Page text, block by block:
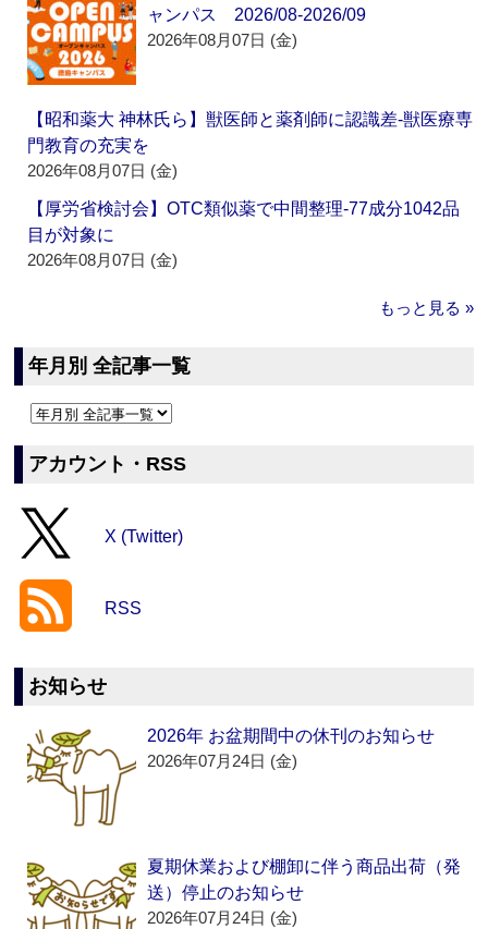
ャンパス 2026/08-2026/09
2026年08月07日 (金)
【昭和薬大 神林氏ら】獣医師と薬剤師に認識差‐獣医療専
門教育の充実を
2026年08月07日 (金)
【厚労省検討会】OTC類似薬で中間整理‐77成分1042品
目が対象に
2026年08月07日 (金)
もっと見る »
年月別 全記事一覧
アカウント・RSS
X (Twitter)
RSS
お知らせ
2026年 お盆期間中の休刊のお知らせ
2026年07月24日 (金)
夏期休業および棚卸に伴う商品出荷（発
送）停止のお知らせ
2026年07月24日 (金)